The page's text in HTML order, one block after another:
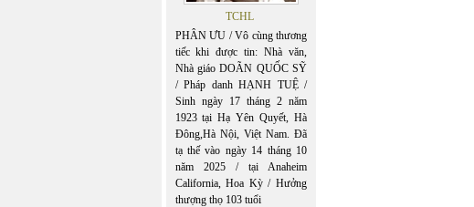
TCHL
PHÂN ƯU / Vô cùng thương
tiếc khi được tin: Nhà văn,
Nhà giáo DOÃN QUỐC SỸ
/ Pháp danh HẠNH TUỆ /
Sinh ngày 17 tháng 2 năm
1923 tại Hạ Yên Quyết, Hà
Đông,Hà Nội, Việt Nam. Đã
tạ thế vào ngày 14 tháng 10
năm 2025 / tại Anaheim
California, Hoa Kỳ / Hưởng
thượng thọ 103 tuổi